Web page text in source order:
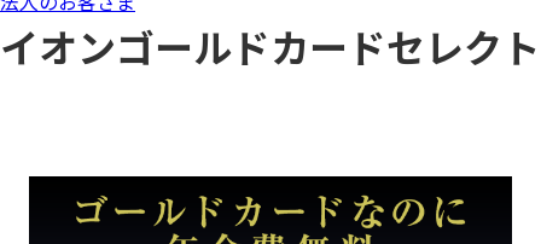
イオンゴールドカードセレクト